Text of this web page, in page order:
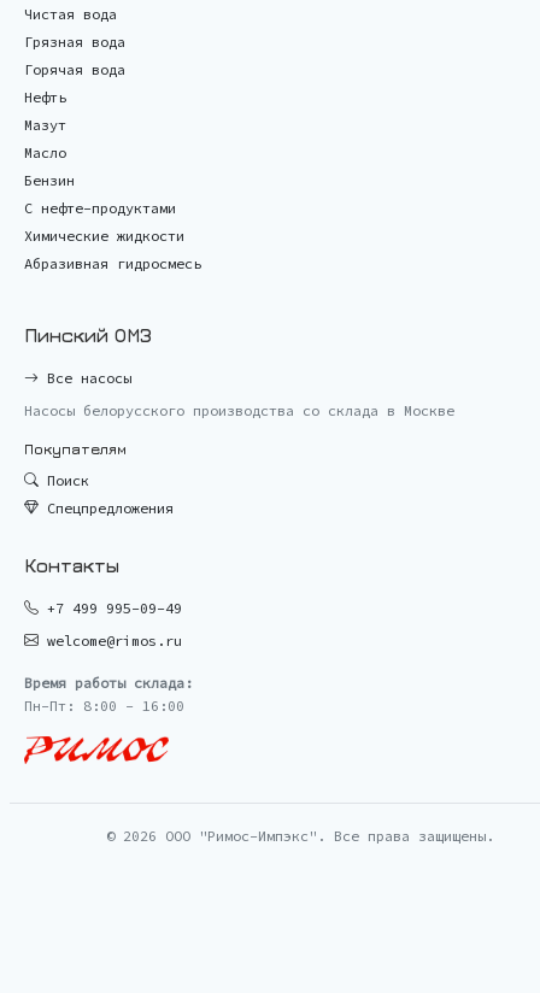
Чистая вода
Грязная вода
Горячая вода
Нефть
Мазут
Масло
Бензин
С нефте-продуктами
Химические жидкости
Абразивная гидросмесь
Пинский ОМЗ
Все насосы
Насосы белорусского производства со склада в Москве
Покупателям
Поиск
Спецпредложения
Контакты
+7 499 995-09-49
welcome@rimos.ru
Время работы склада:
Пн-Пт: 8:00 - 16:00
© 2026 ООО "Римос-Импэкс". Все права защищены.